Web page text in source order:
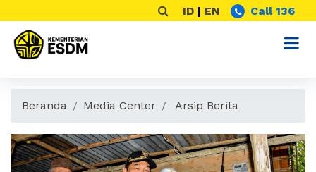
ID | EN Call 136
Beranda Media Center Arsip Berita